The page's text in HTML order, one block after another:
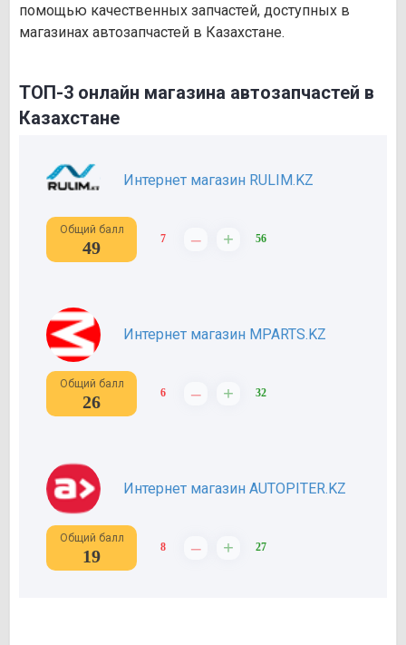
помощью качественных запчастей, доступных в
магазинах автозапчастей в Казахстане.
ТОП-3 онлайн магазина автозапчастей в
Казахстане
Интернет магазин RULIM.KZ
Общий балл
49 7 – + 56
Интернет магазин MPARTS.KZ
Общий балл
26 6 – + 32
Интернет магазин AUTOPITER.KZ
Общий балл
19 8 – + 27